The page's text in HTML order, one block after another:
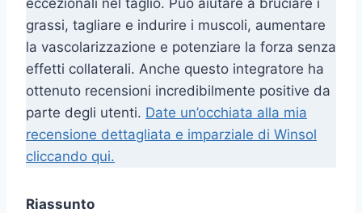
grassi, tagliare e indurire i muscoli, aumentare
la vascolarizzazione e potenziare la forza senza
effetti collaterali. Anche questo integratore ha
ottenuto recensioni incredibilmente positive da
parte degli utenti. Date un’occhiata alla mia
recensione dettagliata e imparziale di Winsol
cliccando qui.
Riassunto